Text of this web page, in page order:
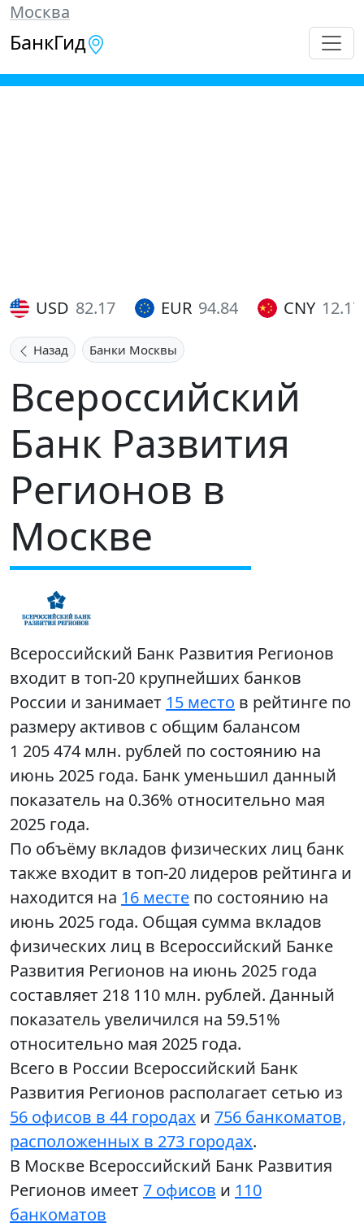
Москва
БанкГид
USD 82.17 EUR 94.84 CNY 12.17
Назад Банки Москвы
Всероссийский
Банк Развития
Регионов в
Москве
Всероссийский Банк Развития Регионов
входит в топ-20 крупнейших банков
России и занимает 15 место в рейтинге по
размеру активов с общим балансом
1 205 474 млн. рублей по состоянию на
июнь 2025 года. Банк уменьшил данный
показатель на 0.36% относительно мая
2025 года.
По объёму вкладов физических лиц банк
также входит в топ-20 лидеров рейтинга и
находится на 16 месте по состоянию на
июнь 2025 года. Общая сумма вкладов
физических лиц в Всероссийский Банке
Развития Регионов на июнь 2025 года
составляет 218 110 млн. рублей. Данный
показатель увеличился на 59.51%
относительно мая 2025 года.
Всего в России Всероссийский Банк
Развития Регионов располагает сетью из
56 офисов в 44 городах и 756 банкоматов,
расположенных в 273 городах.
В Москве Всероссийский Банк Развития
Регионов имеет 7 офисов и 110
банкоматов